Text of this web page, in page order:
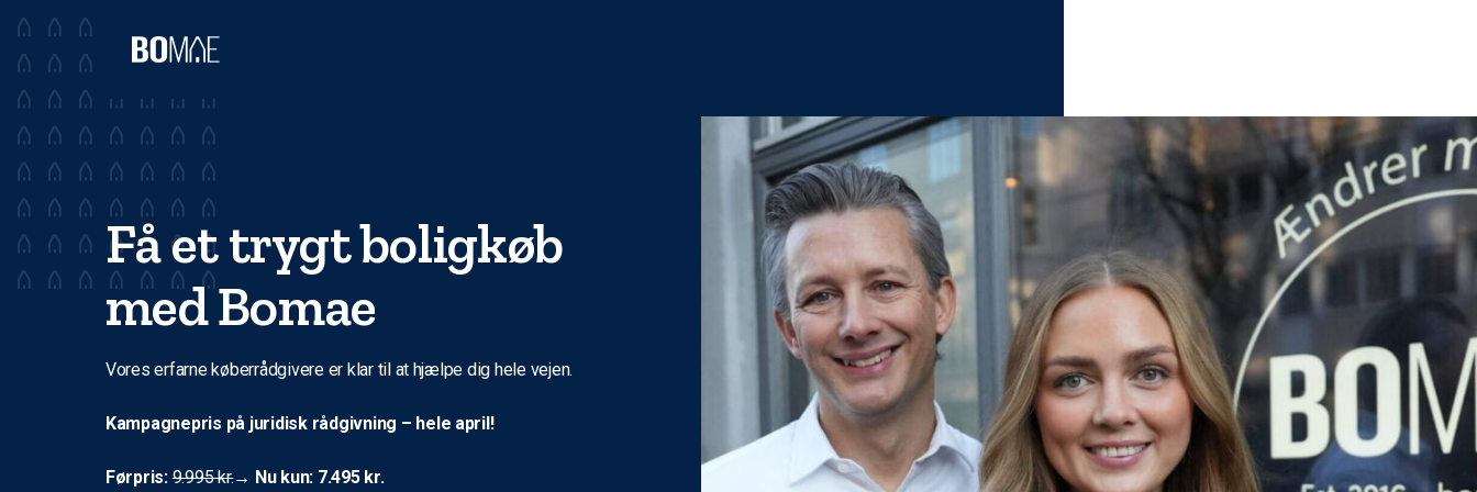
Få et trygt boligkøb
med Bomae
Vores erfarne køberrådgivere er klar til at hjælpe dig hele vejen.
Kampagnepris på juridisk rådgivning – hele april!
Førpris:9.995 kr.→ Nu kun: 7.495 kr.